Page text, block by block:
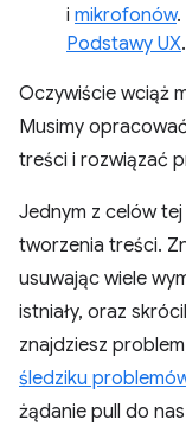
i mikrofonów.
Podstawy UX.
Oczywiście wciąż
Musimy
treści i rozwiązać
Jednym z celów tej
tworzenia treści.
usuwając wiele
istniały, oraz
znajdziesz
śledziku
żądanie pull do